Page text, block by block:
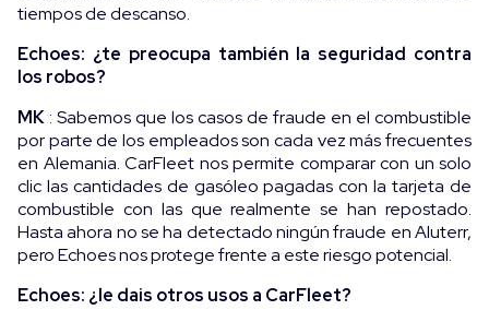
tiempos de descanso.
Echoes: ¿te preocupa también la seguridad contra
los robos?
MK : Sabemos que los casos de fraude en el combustible
por parte de los empleados son cada vez más frecuentes
en Alemania. CarFleet nos permite comparar con un solo
clic las cantidades de gasóleo pagadas con la tarjeta de
combustible con las que realmente se han repostado.
Hasta ahora no se ha detectado ningún fraude en Aluterr,
pero Echoes nos protege frente a este riesgo potencial.
Echoes: ¿le dais otros usos a CarFleet?